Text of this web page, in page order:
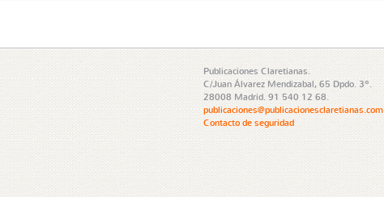
Publicaciones Claretianas.
C/Juan Álvarez Mendizabal, 65 Dpdo. 3º.
28008 Madrid. 91 540 12 68.
publicaciones@publicacionesclaretianas.com
Contacto de seguridad